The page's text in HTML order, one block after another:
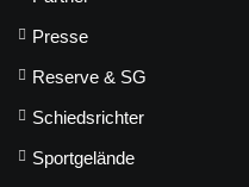
Presse
Reserve & SG
Schiedsrichter
Sportgelände